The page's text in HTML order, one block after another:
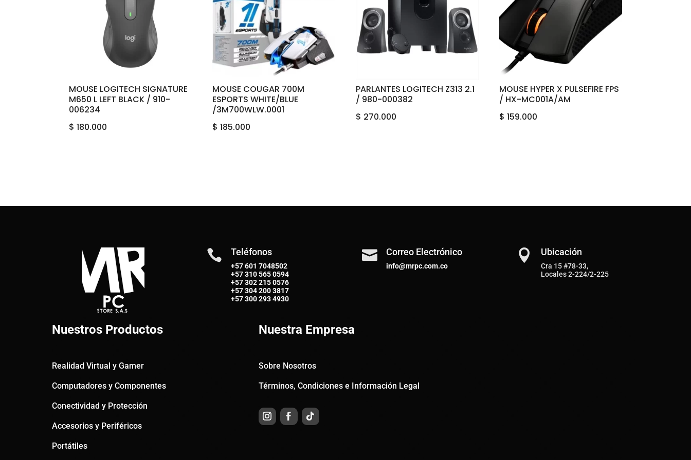
MOUSE LOGITECH SIGNATURE
M650 L LEFT BLACK / 910-
006234
$ 180.000
MOUSE COUGAR 700M
ESPORTS WHITE/BLUE
/3M700WLW.0001
$ 185.000
PARLANTES LOGITECH Z313 2.1
/ 980-000382
$ 270.000
MOUSE HYPER X PULSEFIRE FPS
/ HX-MC001A/AM
$ 159.000
 Teléfonos
+57 601 7048502
+57310 565 0594
+57302 215 0576
+57304 200 3817
+57300 293 4930
 Correo Electrónico
info@mrpc.com.co
 Ubicación
Cra 15 #78-33,
Locales 2-224/2-225
Nuestros Productos
Realidad Virtual y Gamer
Computadores y Componentes
Conectividad y Protección
Accesorios y Periféricos
Portátiles
Nuestra Empresa
Sobre Nosotros
Términos, Condiciones e Información Legal